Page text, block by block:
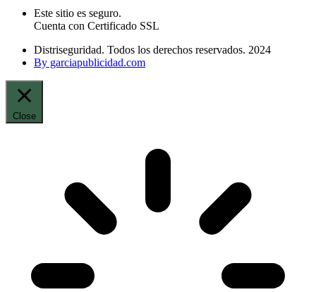
Este sitio es seguro.
Cuenta con Certificado SSL
Distriseguridad. Todos los derechos reservados. 2024
By garciapublicidad.com
Close